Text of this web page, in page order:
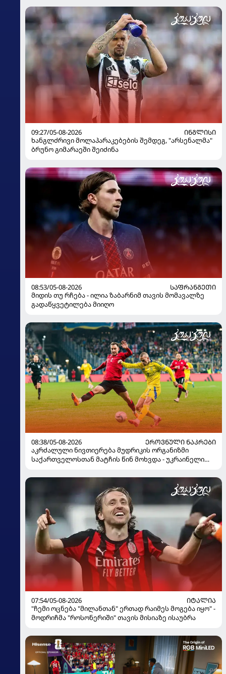
09:27/05-08-2026
ᲘᲜᲒᲚᲘᲡᲘ
ხანგლძრივი მოლაპარაკებების შემდეგ, "არსენალმა"
ბრუნო გიმარაეში შეიძინა
08:53/05-08-2026
ᲡᲐᲤᲠᲐᲜᲒᲔᲗᲘ
მიდის თუ რჩება - ილია ზაბარნიმ თავის მომავალზე
გადაწყვეტილება მიიღო
08:38/05-08-2026
ᲔᲠᲝᲕᲜᲣᲚᲘ ᲜᲐᲙᲠᲔᲑᲘ
აკრძალული ნივთიერება მუდრიკის ორგანიზმი
საქართველოსთან მატჩის წინ მოხვდა - უკრაინელი
ინფორმაციას ავრცელებს
07:54/05-08-2026
ᲘᲢᲐᲚᲘᲐ
"ჩემი ოცნება "მილანთან" ერთად რაიმეს მოგება იყო" -
მოდრიჩმა "როსონერიში" თავის მისიაზე ისაუბრა